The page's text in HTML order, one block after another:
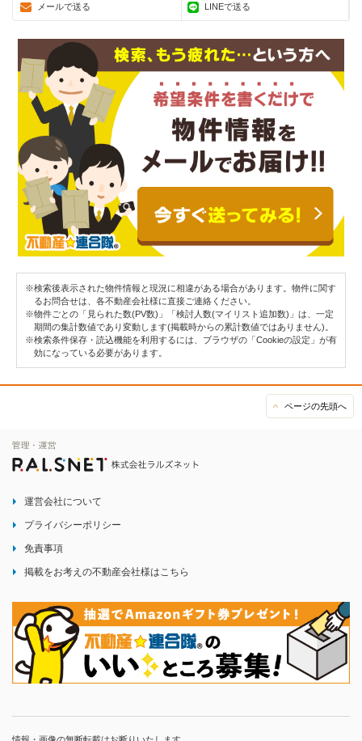
メールで送る LINEで送る
※検索後表示された物件情報と現況に相違がある場合があります。物件に関す
るお問合せは、各不動産会社様に直接ご連絡ください。
※物件ごとの「見られた数(PV数)」「検討人数(マイリスト追加数)」は、一定
期間の集計数値であり変動します(掲載時からの累計数値ではありません)。
※検索条件保存・読込機能を利用するには、ブラウザの「Cookieの設定」が有
効になっている必要があります。
ページの先頭へ
運営会社について
プライバシーポリシー
免責事項
掲載をお考えの不動産会社様はこちら